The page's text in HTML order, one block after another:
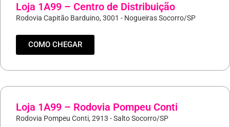
Loja 1A99 – Centro de Distribuição
Rodovia Capitão Barduino, 3001 - Nogueiras Socorro/SP
COMO CHEGAR
Loja 1A99 – Rodovia Pompeu Conti
Rodovia Pompeu Conti, 2913 - Salto Socorro/SP